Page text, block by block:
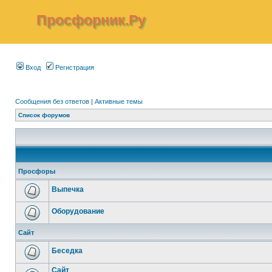
Просфорник.Ру
Вход Регистрация
Сообщения без ответов | Активные темы
Список форумов
Просфоры
Выпечка
Оборудование
Сайт
Беседка
Сайт